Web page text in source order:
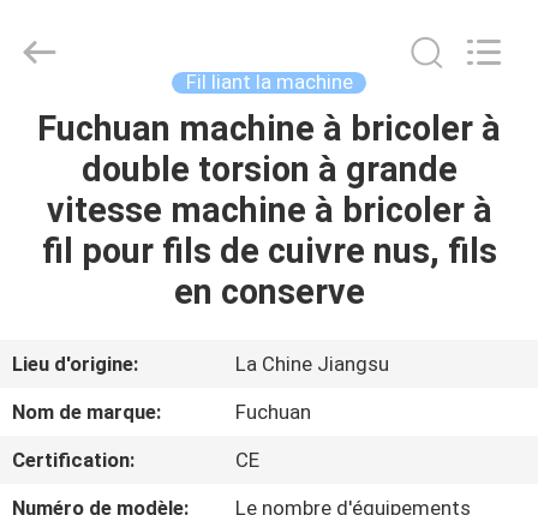
ACCUEIL
PRODUITS
VIDÉOS
LE
SPECTACLE
Electrical
Reserved.
Fil liant la machine
Fuchuan machine à bricoler à
double torsion à grande
vitesse machine à bricoler à
fil pour fils de cuivre nus, fils
en conserve
Lieu d'origine:
La Chine Jiangsu
Nom de marque:
Fuchuan
Certification:
CE
Numéro de modèle:
Le nombre d'équipements